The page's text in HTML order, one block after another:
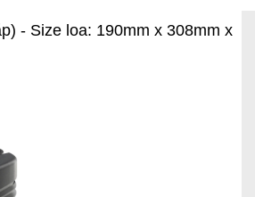
- Size loa: 190mm x 308mm x